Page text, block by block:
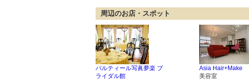
周辺のお店・スポット
パルティール写眞夢楽 ブ
ライダル館
Asia Hair+Make
美容室